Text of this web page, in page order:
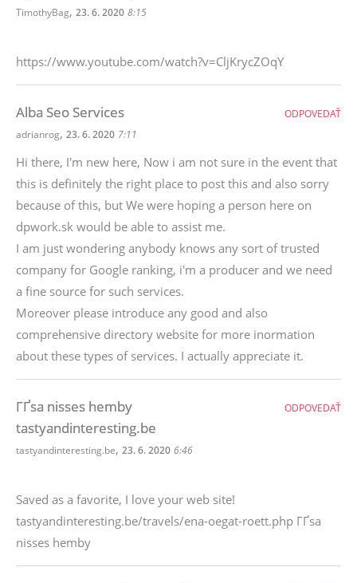
TimothyBag, 23. 6. 2020 8:15
https://www.youtube.com/watch?v=CljKrycZOqY
Alba Seo Services
adrianrog, 23. 6. 2020 7:11
Hi there, I'm new here, Now i am not sure in the event that
this is definitely the right place to post this and also sorry
because of this, but We were hoping a person here on
dpwork.sk would be able to assist me.
I am just wondering anybody knows any sort of trusted
company for Google ranking, i'm a producer and we need
a fine source for such services.
Moreover please introduce any good and also
comprehensive directory website for more inormation
about these types of services. I actually appreciate it.
ODPOVEDAŤ
ГҐsa nisses hemby
tastyandinteresting.be
tastyandinteresting.be, 23. 6. 2020 6:46
Saved as a favorite, I love your web site!
tastyandinteresting.be/travels/ena-oegat-roett.php ГҐsa
nisses hemby
ODPOVEDAŤ